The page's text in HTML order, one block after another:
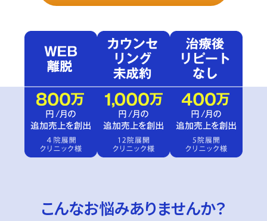
こんなお悩みありませんか？